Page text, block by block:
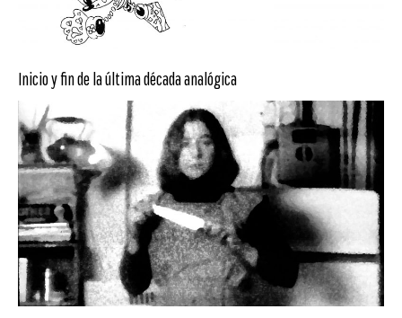
Inicio y fin de la última década analógica